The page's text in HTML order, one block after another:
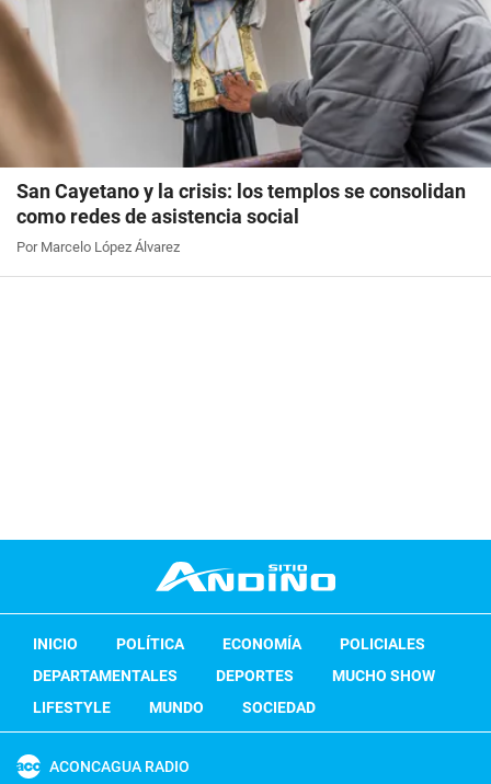
San Cayetano y la crisis: los templos se consolidan
como redes de asistencia social
Por Marcelo López Álvarez
INICIO POLÍTICA ECONOMÍA
POLICIALES
DEPARTAMENTALES
DEPORTES
MUCHO SHOW
LIFESTYLE
MUNDO SOCIEDAD
ACONCAGUA RADIO